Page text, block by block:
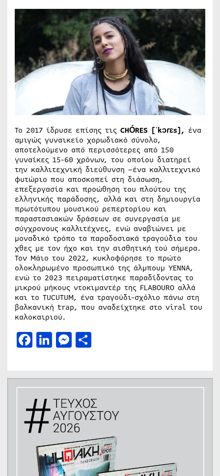
Το 2017 ίδρυσε επίσης τις CHÓRES [ˈkɔɾɛs], ένα
αμιγώς γυναικείο χορωδιακό σύνολο,
αποτελούμενο από περισσότερες από 150
γυναίκες 15-60 χρόνων, του οποίου διατηρεί
την καλλιτεχνική διεύθυνση –ένα καλλιτεχνικό
φυτώριο που αποσκοπεί στη διάσωση,
επεξεργασία και προώθηση του πλούτου της
ελληνικής παράδοσης, αλλά και στη δημιουργία
πρωτότυπου μουσικού ρεπερτορίου και
παραστασιακών δράσεων σε συνεργασία με
σύγχρονους καλλιτέχνες, ενώ αναβιώνει με
μοναδικό τρόπο τα παραδοσιακά τραγούδια του
χθες με τον ήχο και την αισθητική τού σήμερα.
Τον Μάιο του 2022, κυκλοφόρησε το πρώτο
ολοκληρωμένο προσωπικό της άλμπουμ YENNA,
ενώ το 2023 πειραματίστηκε παραδίδοντας το
μικρού μήκους ντοκιμαντέρ της FLABOURO αλλά
και το TUCUTUM, ένα τραγούδι-σχόλιο πάνω στη
βαλκανική trap, που αναδείχτηκε στο viral του
καλοκαιριού.
Facebook
LinkedIn
Messenger